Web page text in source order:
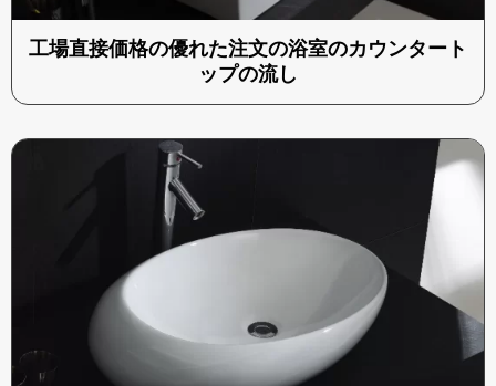
工場直接価格の優れた注文の浴室のカウンタート
ップの流し